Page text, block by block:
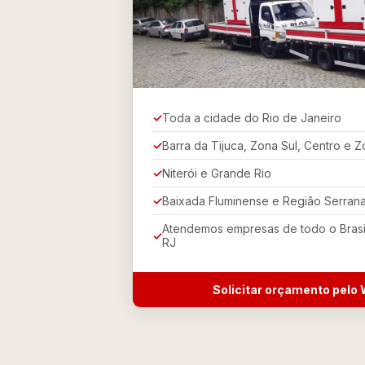
Toda a cidade do Rio de Janeiro
Barra da Tijuca, Zona Sul, Centro e
Niterói e Grande Rio
Baixada Fluminense e Região
Atendemos empresas de todo o
RJ
Solicitar orçamento pelo